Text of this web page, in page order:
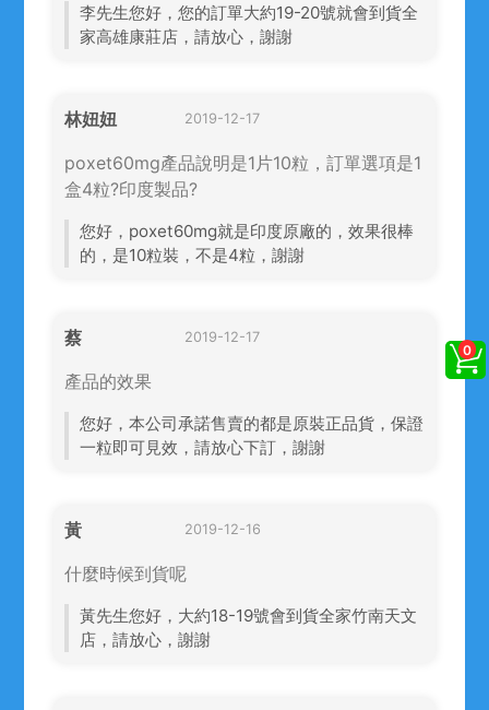
李先生您好，您的訂單大約19-20號就會到貨全
家高雄康莊店，請放心，謝謝
林妞妞 2019-12-17
poxet60mg產品說明是1片10粒，訂單選項是1
盒4粒?印度製品?
您好，poxet60mg就是印度原廠的，效果很棒
的，是10粒裝，不是4粒，謝謝
蔡 2019-12-17
產品的效果
您好，本公司承諾售賣的都是原裝正品貨，保證
一粒即可見效，請放心下訂，謝謝
黃 2019-12-16
什麼時候到貨呢
黃先生您好，大約18-19號會到貨全家竹南天文
店，請放心，謝謝